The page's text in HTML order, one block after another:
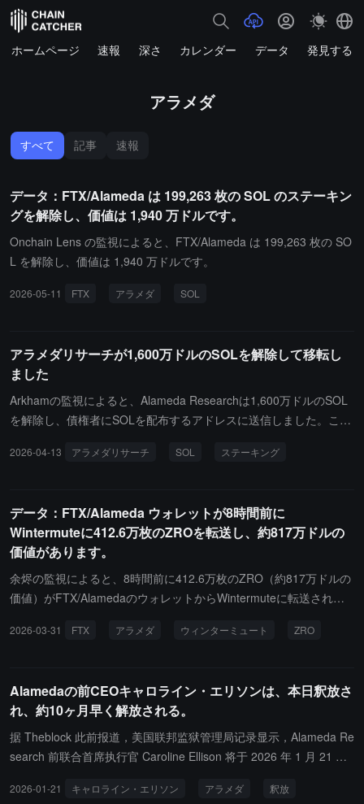
ホームページ 速報 深さ カレンダー データ 発見する
アラメダ
すべて 記事 速報
データ：FTX/Alameda は 199,263 枚の SOL のステーキン
グを解除し、価値は 1,940 万ドルです。
Onchain Lens の監視によると、FTX/Alameda は 199,263 枚の SO
L を解除し、価値は 1,940 万ドルです。
2026-05-11 FTX アラメダ SOL
アラメダリサーチが1,600万ドルのSOLを解除して移転し
ました
Arkhamの監視によると、Alameda Researchは1,600万ドルのSOL
を解除し、債権者にSOLを配布するアドレスに送信しました。この
2026-04-13 アラメダリサーチ SOL ステーキング
データ：FTX/Alameda ウォレットが8時間前に
Wintermuteに412.6万枚のZROを転送し、約817万ドルの
価値があります。
余烬の監視によると、8時間前に412.6万枚のZRO（約817万ドルの
価値）がFTX/AlamedaのウォレットからWintermuteに転送されま
5ドル）、現在そのウォレットは3075万枚のZRO（約5812万ドルの
2026-03-31 FTX アラメダ ウィンターミュート ZRO
Alamedaの前CEOキャロライン・エリソンは、本日釈放さ
れ、約10ヶ月早く解放される。
据 Theblock 此前报道，美国联邦监狱管理局记录显示，Alameda Re
search 前联合首席执行官 Caroline Ellison 将于 2026 年 1 月 21 日
ock の以前の報道によると、アメリカ連邦刑務所管理局の記録は、
2026-01-21 キャロライン・エリソン アラメダ 釈放